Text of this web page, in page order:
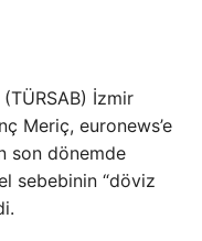
İzmir
Meriç, euronews’e
son dönemde
sebebinin “döviz